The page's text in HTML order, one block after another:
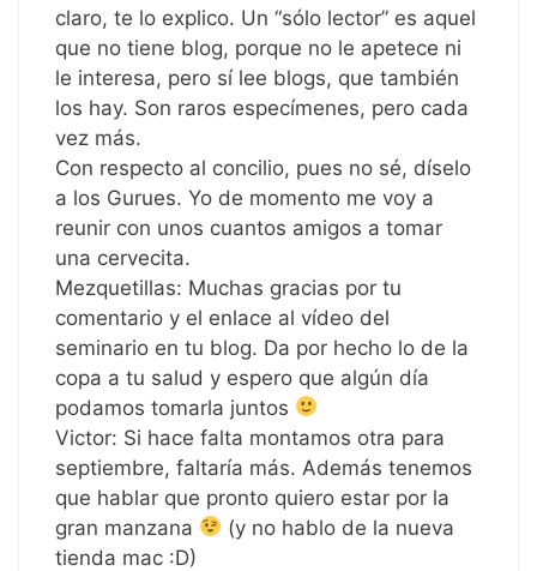
claro, te lo explico. Un “sólo lector” es aquel
que no tiene blog, porque no le apetece ni
le interesa, pero sí lee blogs, que también
los hay. Son raros especímenes, pero cada
vez más.
Con respecto al concilio, pues no sé, díselo
a los Gurues. Yo de momento me voy a
reunir con unos cuantos amigos a tomar
una cervecita.
Mezquetillas: Muchas gracias por tu
comentario y el enlace al vídeo del
seminario en tu blog. Da por hecho lo de la
copa a tu salud y espero que algún día
podamos tomarla juntos
Victor: Si hace falta montamos otra para
septiembre, faltaría más. Además tenemos
que hablar que pronto quiero estar por la
gran manzana
(y no hablo de la nueva
tienda mac :D)